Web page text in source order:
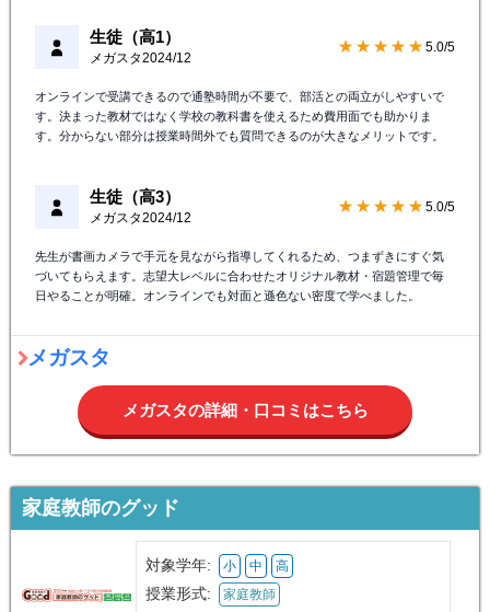
生徒（高1）
メガスタ2024/12
★★★★★ 5.0/5
オンラインで受講できるので通塾時間が不要で、部活との両立がしやすいで
す。決まった教材ではなく学校の教科書を使えるため費用面でも助かりま
す。分からない部分は授業時間外でも質問できるのが大きなメリットです。
生徒（高3）
メガスタ2024/12
★★★★★ 5.0/5
先生が書画カメラで手元を見ながら指導してくれるため、つまずきにすぐ気
づいてもらえます。志望大レベルに合わせたオリジナル教材・宿題管理で毎
日やることが明確。オンラインでも対面と遜色ない密度で学べました。
メガスタ
メガスタの詳細・口コミはこちら
家庭教師のグッド
対象学年: 小 中 高
授業形式: 家庭教師